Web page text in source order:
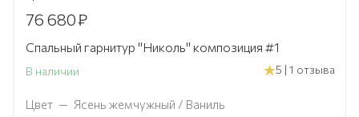
76 680₽
Спальный гарнитур "Николь" композиция #1
В наличии 5 | 1 отзыва
Цвет — Ясень жемчужный / Ваниль